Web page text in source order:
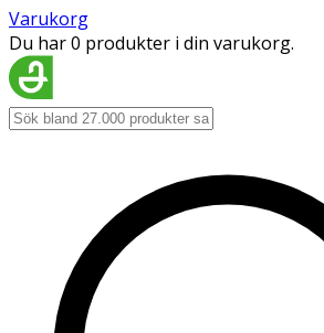
Varukorg
Du har 0 produkter i din varukorg.